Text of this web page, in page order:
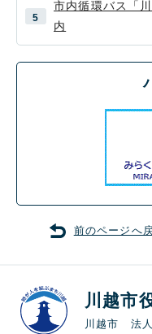
市内循環バス「
内
前のページへ
川越市
川越市 法